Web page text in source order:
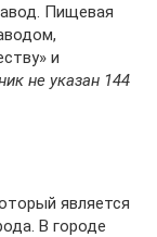
Пищевая
и
не указан 144
является
В городе